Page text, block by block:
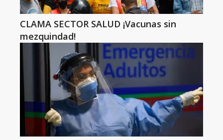
CLAMA SECTOR SALUD ¡Vacunas sin
mezquindad!